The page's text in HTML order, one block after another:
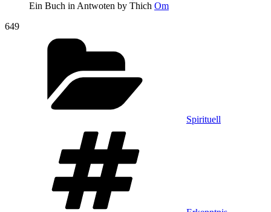
Ein Buch in Antwoten by Thich Om
649
Spirituell